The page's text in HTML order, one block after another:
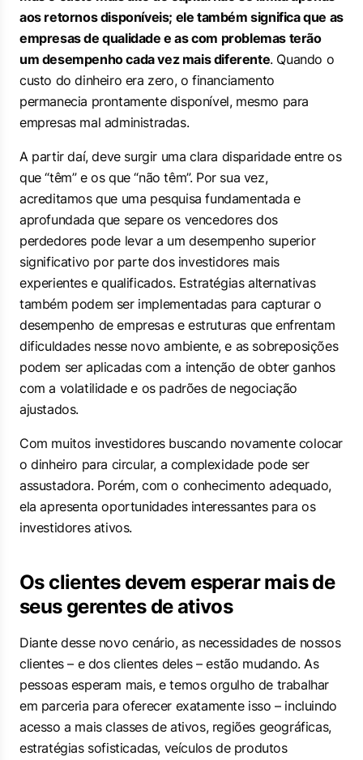
aos retornos disponíveis; ele também significa que as
empresas de qualidade e as com problemas terão
um desempenho cada vez mais diferente. Quando o
custo do dinheiro era zero, o financiamento
permanecia prontamente disponível, mesmo para
empresas mal administradas.
A partir daí, deve surgir uma clara disparidade entre os
que “têm” e os que “não têm”. Por sua vez,
acreditamos que uma pesquisa fundamentada e
aprofundada que separe os vencedores dos
perdedores pode levar a um desempenho superior
significativo por parte dos investidores mais
experientes e qualificados. Estratégias alternativas
também podem ser implementadas para capturar o
desempenho de empresas e estruturas que enfrentam
dificuldades nesse novo ambiente, e as sobreposições
podem ser aplicadas com a intenção de obter ganhos
com a volatilidade e os padrões de negociação
ajustados.
Com muitos investidores buscando novamente colocar
o dinheiro para circular, a complexidade pode ser
assustadora. Porém, com o conhecimento adequado,
ela apresenta oportunidades interessantes para os
investidores ativos.
Os clientes devem esperar mais de
seus gerentes de ativos
Diante desse novo cenário, as necessidades de nossos
clientes – e dos clientes deles – estão mudando. As
pessoas esperam mais, e temos orgulho de trabalhar
em parceria para oferecer exatamente isso – incluindo
acesso a mais classes de ativos, regiões geográficas,
estratégias sofisticadas, veículos de produtos